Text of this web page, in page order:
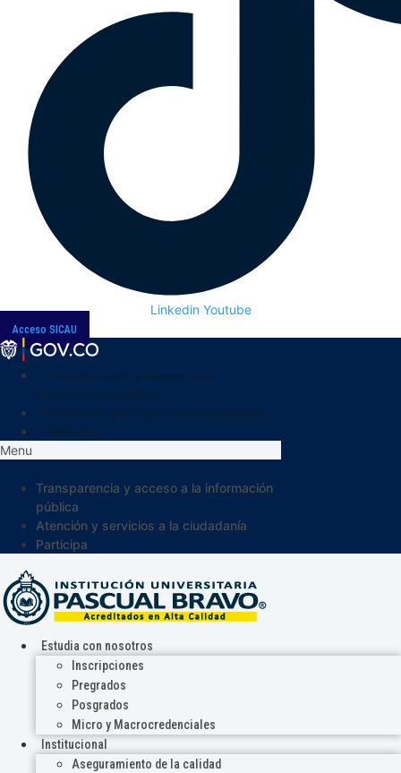
Linkedin Youtube
Acceso SICAU
Menu
Transparencia y acceso a la información
pública
Atención y servicios a la ciudadanía
Participa
Estudia con nosotros
Inscripciones
Pregrados
Posgrados
Micro y Macrocredenciales
Institucional
Aseguramiento de la calidad